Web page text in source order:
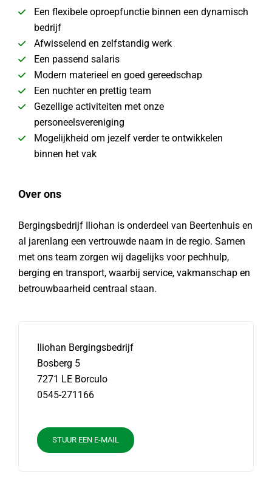
Een flexibele oproepfunctie binnen een dynamisch
bedrijf
Afwisselend en zelfstandig werk
Een passend salaris
Modern materieel en goed gereedschap
Een nuchter en prettig team
Gezellige activiteiten met onze
personeelsvereniging
Mogelijkheid om jezelf verder te ontwikkelen
binnen het vak
Over ons
Bergingsbedrijf Iliohan is onderdeel van Beertenhuis en
al jarenlang een vertrouwde naam in de regio. Samen
met ons team zorgen wij dagelijks voor pechhulp,
berging en transport, waarbij service, vakmanschap en
betrouwbaarheid centraal staan.
Iliohan Bergingsbedrijf
Bosberg 5
7271 LE Borculo
0545-271166
STUUR EEN E-MAIL